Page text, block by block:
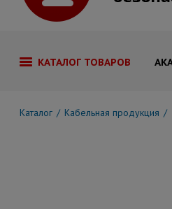
КАТАЛОГ ТОВАРОВ
Каталог Кабельная продукция